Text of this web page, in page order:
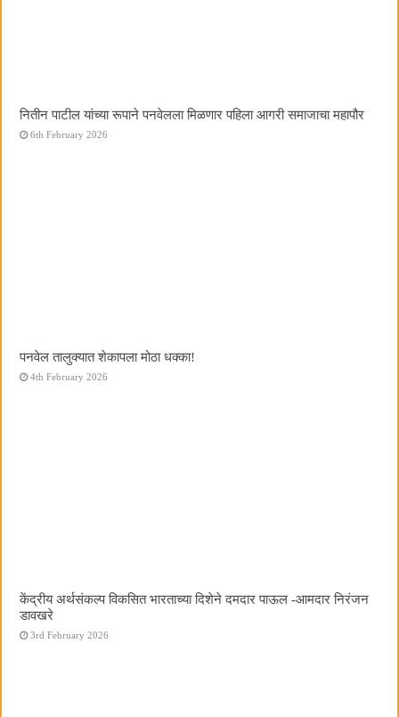
नितीन पाटील यांच्या रूपाने पनवेलला मिळणार पहिला आगरी समाजाचा महापौर
6th February 2026
पनवेल तालुक्यात शेकापला मोठा धक्का!
4th February 2026
केंद्रीय अर्थसंकल्प विकसित भारताच्या दिशेने दमदार पाऊल -आमदार निरंजन
डावखरे
3rd February 2026